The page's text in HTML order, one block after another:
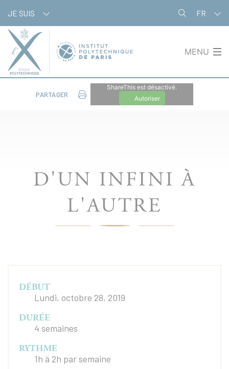
JE SUIS FR
MENU
PARTAGER
ShareThis est désactivé.
Autoriser
D'UN INFINI À
L'AUTRE
DÉBUT
Lundi, octobre 28, 2019
DURÉE
4 semaines
RYTHME
1h à 2h par semaine